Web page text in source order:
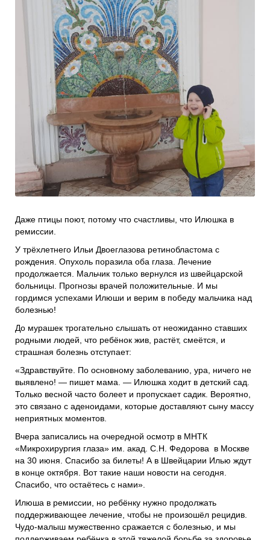
Боксы для пожертвований
Нужна помощь?
Проекты
Программы фонда
Справочник
Медиа
События и люди
Мы в СМИ
Наши друзья
Банеры
Даже птицы поют, потому что счастливы, что Илюшка в
ремиссии.
У трёхлетнего Ильи Двоеглазова ретинобластома с
рождения. Опухоль поразила оба глаза. Лечение
продолжается. Мальчик только вернулся из швейцарской
больницы. Прогнозы врачей положительные. И мы
гордимся успехами Илюши и верим в победу мальчика над
болезнью!
До мурашек трогательно слышать от неожиданно ставших
родными людей, что ребёнок жив, растёт, смеётся, и
страшная болезнь отступает:
«Здравствуйте. По основному заболеванию, ура, ничего не
выявлено! — пишет мама. — Илюшка ходит в детский сад.
Только весной часто болеет и пропускает садик. Вероятно,
это связано с аденоидами, которые доставляют сыну массу
неприятных моментов.
Вчера записались на очередной осмотр в МНТК
«Микрохирургия глаза» им. акад. С.Н. Федорова в Москве
на 30 июня. Спасибо за билеты! А в Швейцарии Илью ждут
в конце октября. Вот такие наши новости на сегодня.
Спасибо, что остаётесь с нами».
Илюша в ремиссии, но ребёнку нужно продолжать
поддерживающее лечение, чтобы не произошёл рецидив.
Чудо-малыш мужественно сражается с болезнью, и мы